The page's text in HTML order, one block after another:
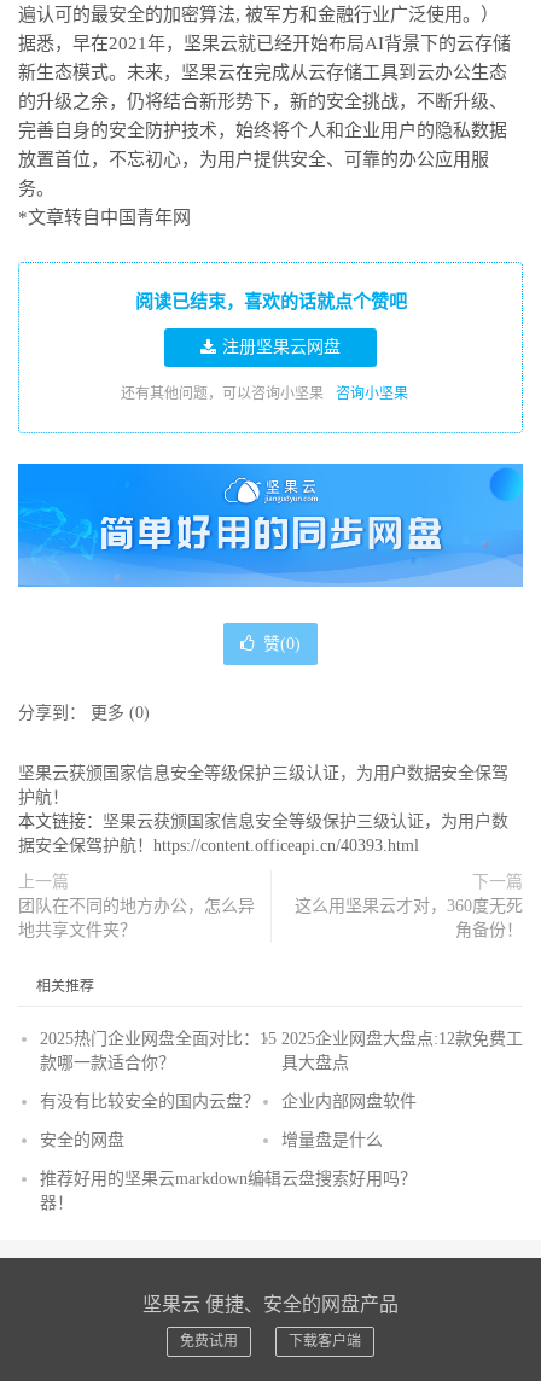
遍认可的最安全的加密算法, 被军方和金融行业广泛使用。）
据悉，早在2021年，坚果云就已经开始布局AI背景下的云存储
新生态模式。未来，坚果云在完成从云存储工具到云办公生态
的升级之余，仍将结合新形势下，新的安全挑战，不断升级、
完善自身的安全防护技术，始终将个人和企业用户的隐私数据
放置首位，不忘初心，为用户提供安全、可靠的办公应用服
务。
*文章转自中国青年网
阅读已结束，喜欢的话就点个赞吧
注册坚果云网盘
还有其他问题，可以咨询小坚果 咨询小坚果
赞(0)
分享到： 更多 (0)
坚果云获颁国家信息安全等级保护三级认证，为用户数据安全保驾
护航！
本文链接： 坚果云获颁国家信息安全等级保护三级认证，为用户数
据安全保驾护航！https://content.officeapi.cn/40393.html
上一篇
团队在不同的地方办公，怎么异
地共享文件夹？
下一篇
这么用坚果云才对，360度无死
角备份！
相关推荐
2025热门企业网盘全面对比：15
款哪一款适合你？
2025企业网盘大盘点:12款免费工
具大盘点
有没有比较安全的国内云盘？ 企业内部网盘软件
安全的网盘 增量盘是什么
推荐好用的坚果云markdown编辑
器！
云盘搜索好用吗？
坚果云 便捷、安全的网盘产品
免费试用 下载客户端